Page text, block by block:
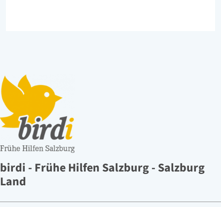
birdi - Frühe Hilfen Salzburg - Salzburg
Land